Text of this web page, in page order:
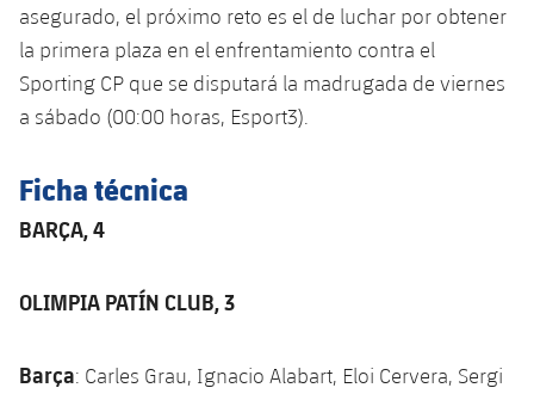
Jugadores
Calendario
Resultados
Clasificaciones
Noticias
Voleibol masculino
Apúntate a las amateurs
plusicon
más
Apúntate a las amateurs
PLUSICON
MÁS
VALORANT Rising
asegurado, el próximo reto es el de luchar por obtener
la primera plaza en el enfrentamiento contra el
Sporting CP que se disputará la madrugada de viernes
a sábado (00:00 horas, Esport3).
Ficha técnica
BARÇA, 4
OLIMPIA PATÍN CLUB, 3
Barça: Carles Grau, Ignacio Alabart, Eloi Cervera, Sergi